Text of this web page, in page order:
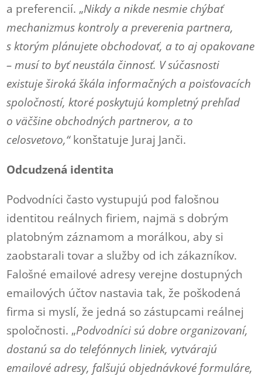
a preferencií. „Nikdy a nikde nesmie chýbať
mechanizmus kontroly a preverenia partnera,
s ktorým plánujete obchodovať, a to aj opakovane
– musí to byť neustála činnosť. V súčasnosti
existuje široká škála informačných a poisťovacích
spoločností, ktoré poskytujú kompletný prehľad
o väčšine obchodných partnerov, a to
celosvetovo,“konštatuje Juraj Janči.
Odcudzená identita
Podvodníci často vystupujú pod falošnou
identitou reálnych firiem, najmä s dobrým
platobným záznamom a morálkou, aby si
zaobstarali tovar a služby od ich zákazníkov.
Falošné emailové adresy verejne dostupných
emailových účtov nastavia tak, že poškodená
firma si myslí, že jedná so zástupcami reálnej
spoločnosti. „Podvodníci sú dobre organizovaní,
dostanú sa do telefónnych liniek, vytvárajú
emailové adresy, falšujú objednávkové formuláre,